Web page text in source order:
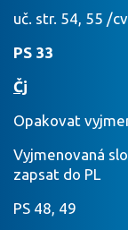
uč. str. 54, 55 /
PS 33
Čj
Opakovat
Vyjmenovaná
zapsat do PL
PS 48, 49